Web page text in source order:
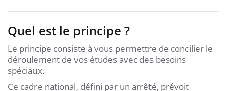
Quel est le principe ?
Le principe consiste à vous permettre de concilier le
déroulement de vos études avec des besoins
spéciaux.
Ce cadre national, défini par un arrêté, prévoit